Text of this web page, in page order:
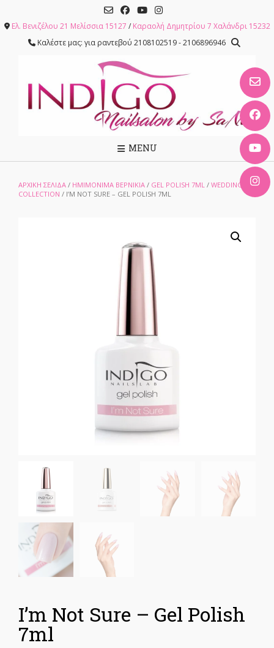
content
Ελ. Βενιζέλου 21 Μελίσσια 15127 / Καραολή Δημητρίου 7 Χαλάνδρι 15232
Καλέστε μας: για ραντεβού 2108102519 - 2106896946
MENU
ΑΡΧΙΚΉ ΣΕΛΊΔΑ / ΗΜΙΜΟΝΙΜΑ ΒΕΡΝΙΚΙΑ / GEL POLISH 7ML / WEDDING
COLLECTION / I’M NOT SURE – GEL POLISH 7ML
I’m Not Sure – Gel Polish
7ml